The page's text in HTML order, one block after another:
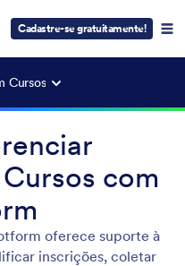
Cadastre-se gratuitamente!
Cursos
com
oferece suporte à
inscrições, coletar